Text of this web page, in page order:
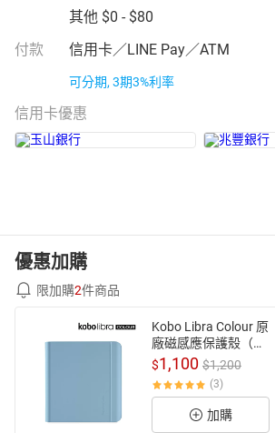
其他 $0 - $80
付款
信用卡／LINE Pay／ATM
可分期, 3期3%利率
信用卡優惠
優惠加購
限加購2件商品
Kobo Libra Colour 原
廠磁感應保護殼（附
筆槽）| 薄暮藍
$1,100 $1,200
(3)
加購